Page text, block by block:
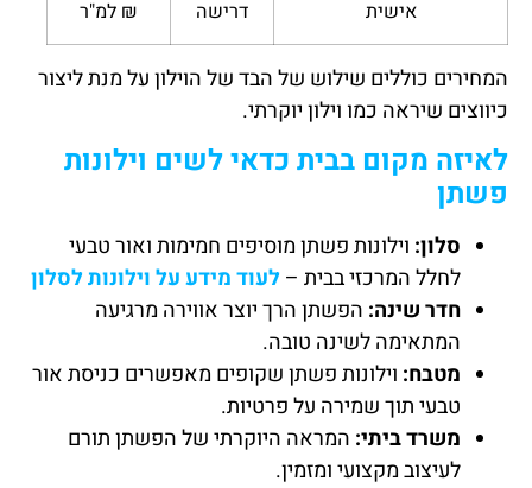
אישית
דרישה
₪ למ"ר
המחירים כוללים שילוש של הבד של הוילון על מנת ליצור
כיווצים שיראה כמו וילון יוקרתי.
לאיזה מקום בבית כדאי לשים וילונות
פשתן
סלון:וילונות פשתן מוסיפים חמימות ואור טבעי
לחלל המרכזי בבית – לעוד מידע על וילונות לסלון
חדר שינה:הפשתן הרך יוצר אווירה מרגיעה
המתאימה לשינה טובה.
מטבח:וילונות פשתן שקופים מאפשרים כניסת אור
טבעי תוך שמירה על פרטיות.
משרד ביתי:המראה היוקרתי של הפשתן תורם
לעיצוב מקצועי ומזמין.